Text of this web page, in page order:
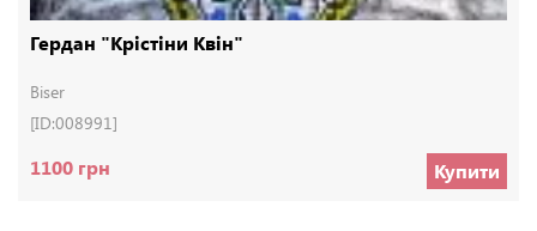
Гердан "Крістіни Квін"
Biser
[ID:008991]
1100 грн Купити